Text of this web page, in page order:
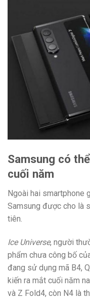
Samsung có
cuối năm
Ngoài hai smartphone
Samsung được cho là
tiên.
Ice Universe, người
phẩm chưa công bố
đang sử dụng mã B4,
kiến ra mắt cuối năm
và Z Fold4, còn N4 là